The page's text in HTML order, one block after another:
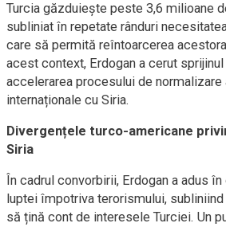
Turcia găzduiește peste 3,6 milioane
subliniat în repetate rânduri
care să permită reîntoarcerea
acest context, Erdogan a cerut sprijinul
accelerarea procesului de normalizare
internaționale cu Siria.
Divergențele turco-americane
Siria
În cadrul convorbirii, Erdogan a adus
luptei împotriva terorismului,
să țină cont de interesele Turciei. Un